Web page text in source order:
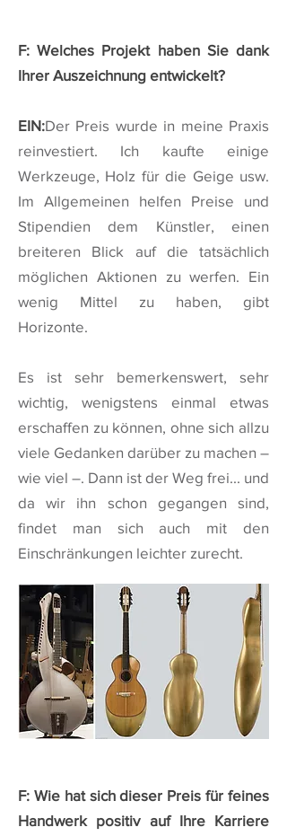
F: Welches Projekt haben Sie dank
Ihrer Auszeichnung entwickelt?
EIN:Der Preis wurde in meine Praxis
reinvestiert. Ich kaufte einige
Werkzeuge, Holz für die Geige usw.
Im Allgemeinen helfen Preise und
Stipendien dem Künstler, einen
breiteren Blick auf die tatsächlich
möglichen Aktionen zu werfen. Ein
wenig Mittel zu haben, gibt
Horizonte.
Es ist sehr bemerkenswert, sehr
wichtig, wenigstens einmal etwas
erschaffen zu können, ohne sich allzu
viele Gedanken darüber zu machen –
wie viel –. Dann ist der Weg frei... und
da wir ihn schon gegangen sind,
findet man sich auch mit den
Einschränkungen leichter zurecht.
F: Wie hat sich dieser Preis für feines
Handwerk positiv auf Ihre Karriere